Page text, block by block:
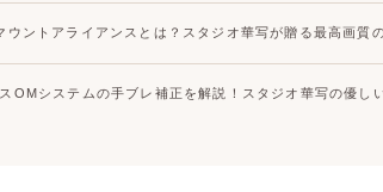
ウントアライアンスとは？スタジオ華写が贈る最高画質
OMシステムの手ブレ補正を解説！スタジオ華写の優し